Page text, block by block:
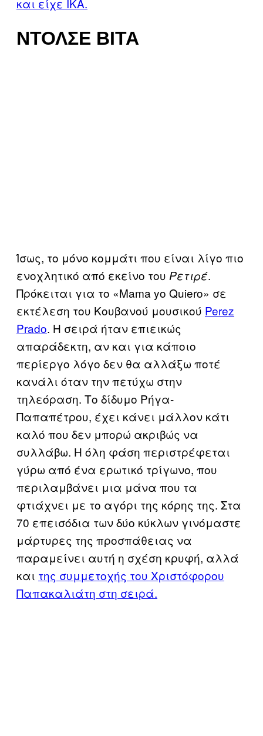
ΝΤΌΛΣΕ ΒΊΤΑ
Ίσως, το μόνο κομμάτι που είναι λίγο πιο
ενοχλητικό από εκείνο του Ρετιρέ.
Πρόκειται για το «Mama yo Quiero» σε
εκτέλεση του Κουβανού μουσικού Perez
Prado. Η σειρά ήταν επιεικώς
απαράδεκτη, αν και για κάποιο
περίεργο λόγο δεν θα αλλάξω ποτέ
κανάλι όταν την πετύχω στην
τηλεόραση. Το δίδυμο Ρήγα-
Παπαπέτρου, έχει κάνει μάλλον κάτι
καλό που δεν μπορώ ακριβώς να
συλλάβω. Η όλη φάση περιστρέφεται
γύρω από ένα ερωτικό τρίγωνο, που
περιλαμβάνει μια μάνα που τα
φτιάχνει με το αγόρι της κόρης της. Στα
70 επεισόδια των δύο κύκλων γινόμαστε
μάρτυρες της προσπάθειας να
παραμείνει αυτή η σχέση κρυφή, αλλά
και της συμμετοχής του Χριστόφορου
Παπακαλιάτη στη σειρά.